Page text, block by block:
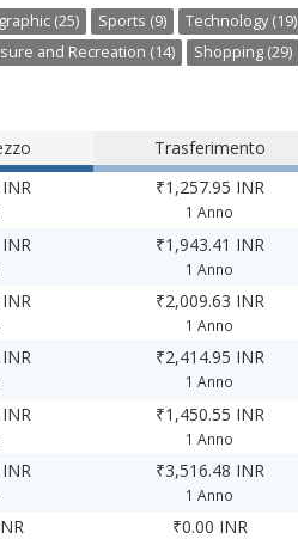
(25) Sports (9) Technology (19)
and Recreation (14) Shopping (29)
Trasferimento
₹1,257.95 INR
1 Anno
₹1,943.41 INR
1 Anno
₹2,009.63 INR
1 Anno
₹2,414.95 INR
1 Anno
₹1,450.55 INR
1 Anno
₹3,516.48 INR
1 Anno
₹0.00 INR